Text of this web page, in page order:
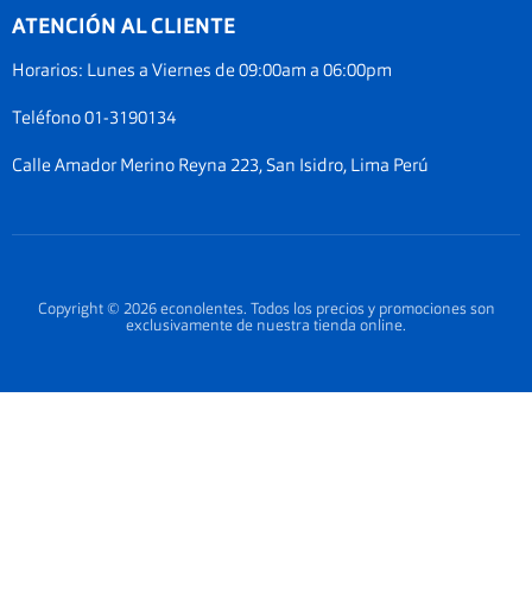
Política de privacidad
Legal de cookies
ATENCIÓN AL CLIENTE
Horarios: Lunes a Viernes de 09:00am a 06:00pm
Teléfono 01-3190134
Calle Amador Merino Reyna 223, San Isidro, Lima Perú
Copyright © 2026 econolentes. Todos los precios y promociones son
exclusivamente de nuestra tienda online.